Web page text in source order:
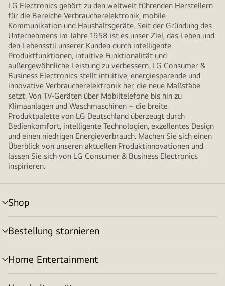
LG Electronics gehört zu den weltweit führenden Herstellern
für die Bereiche Verbraucherelektronik, mobile
Kommunikation und Haushaltsgeräte. Seit der Gründung des
Unternehmens im Jahre 1958 ist es unser Ziel, das Leben und
den Lebensstil unserer Kunden durch intelligente
Produktfunktionen, intuitive Funktionalität und
außergewöhnliche Leistung zu verbessern. LG Consumer &
Business Electronics stellt intuitive, energiesparende und
innovative Verbraucherelektronik her, die neue Maßstäbe
setzt. Von TV-Geräten über Mobiltelefone bis hin zu
Klimaanlagen und Waschmaschinen – die breite
Produktpalette von LG Deutschland überzeugt durch
Bedienkomfort, intelligente Technologien, exzellentes Design
und einen niedrigen Energieverbrauch. Machen Sie sich einen
Überblick von unseren aktuellen Produktinnovationen und
lassen Sie sich von LG Consumer & Business Electronics
inspirieren.
Shop
Menü
umschalten
Bestellung stornieren
Menü
umschalten
Home Entertainment
Menü
umschalten